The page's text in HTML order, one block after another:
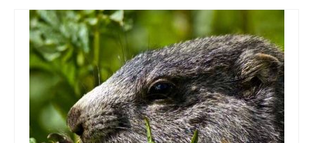
Galerie photos
Blog
Milieux humides
Camargue
Karpfenloch